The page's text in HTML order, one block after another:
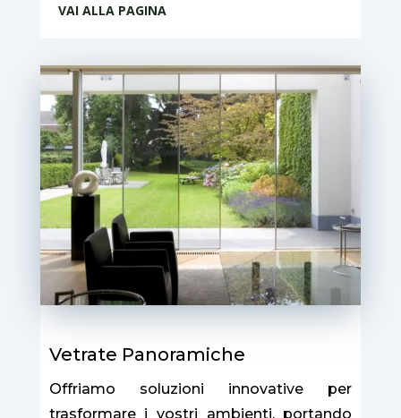
VAI ALLA PAGINA
Vetrate Panoramiche
Offriamo soluzioni innovative per
trasformare i vostri ambienti, portando